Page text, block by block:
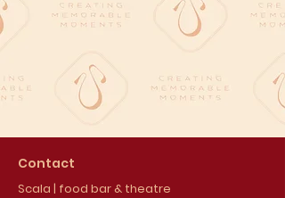
Contact
Scala | food bar & theatre